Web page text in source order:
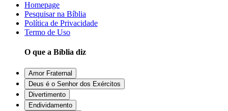
Homepage
Pesquisar na Bíblia
Política de Privacidade
Termo de Uso
O que a Bíblia diz
Amor Fraternal
Deus é o Senhor dos Exércitos
Divertimento
Endividamento